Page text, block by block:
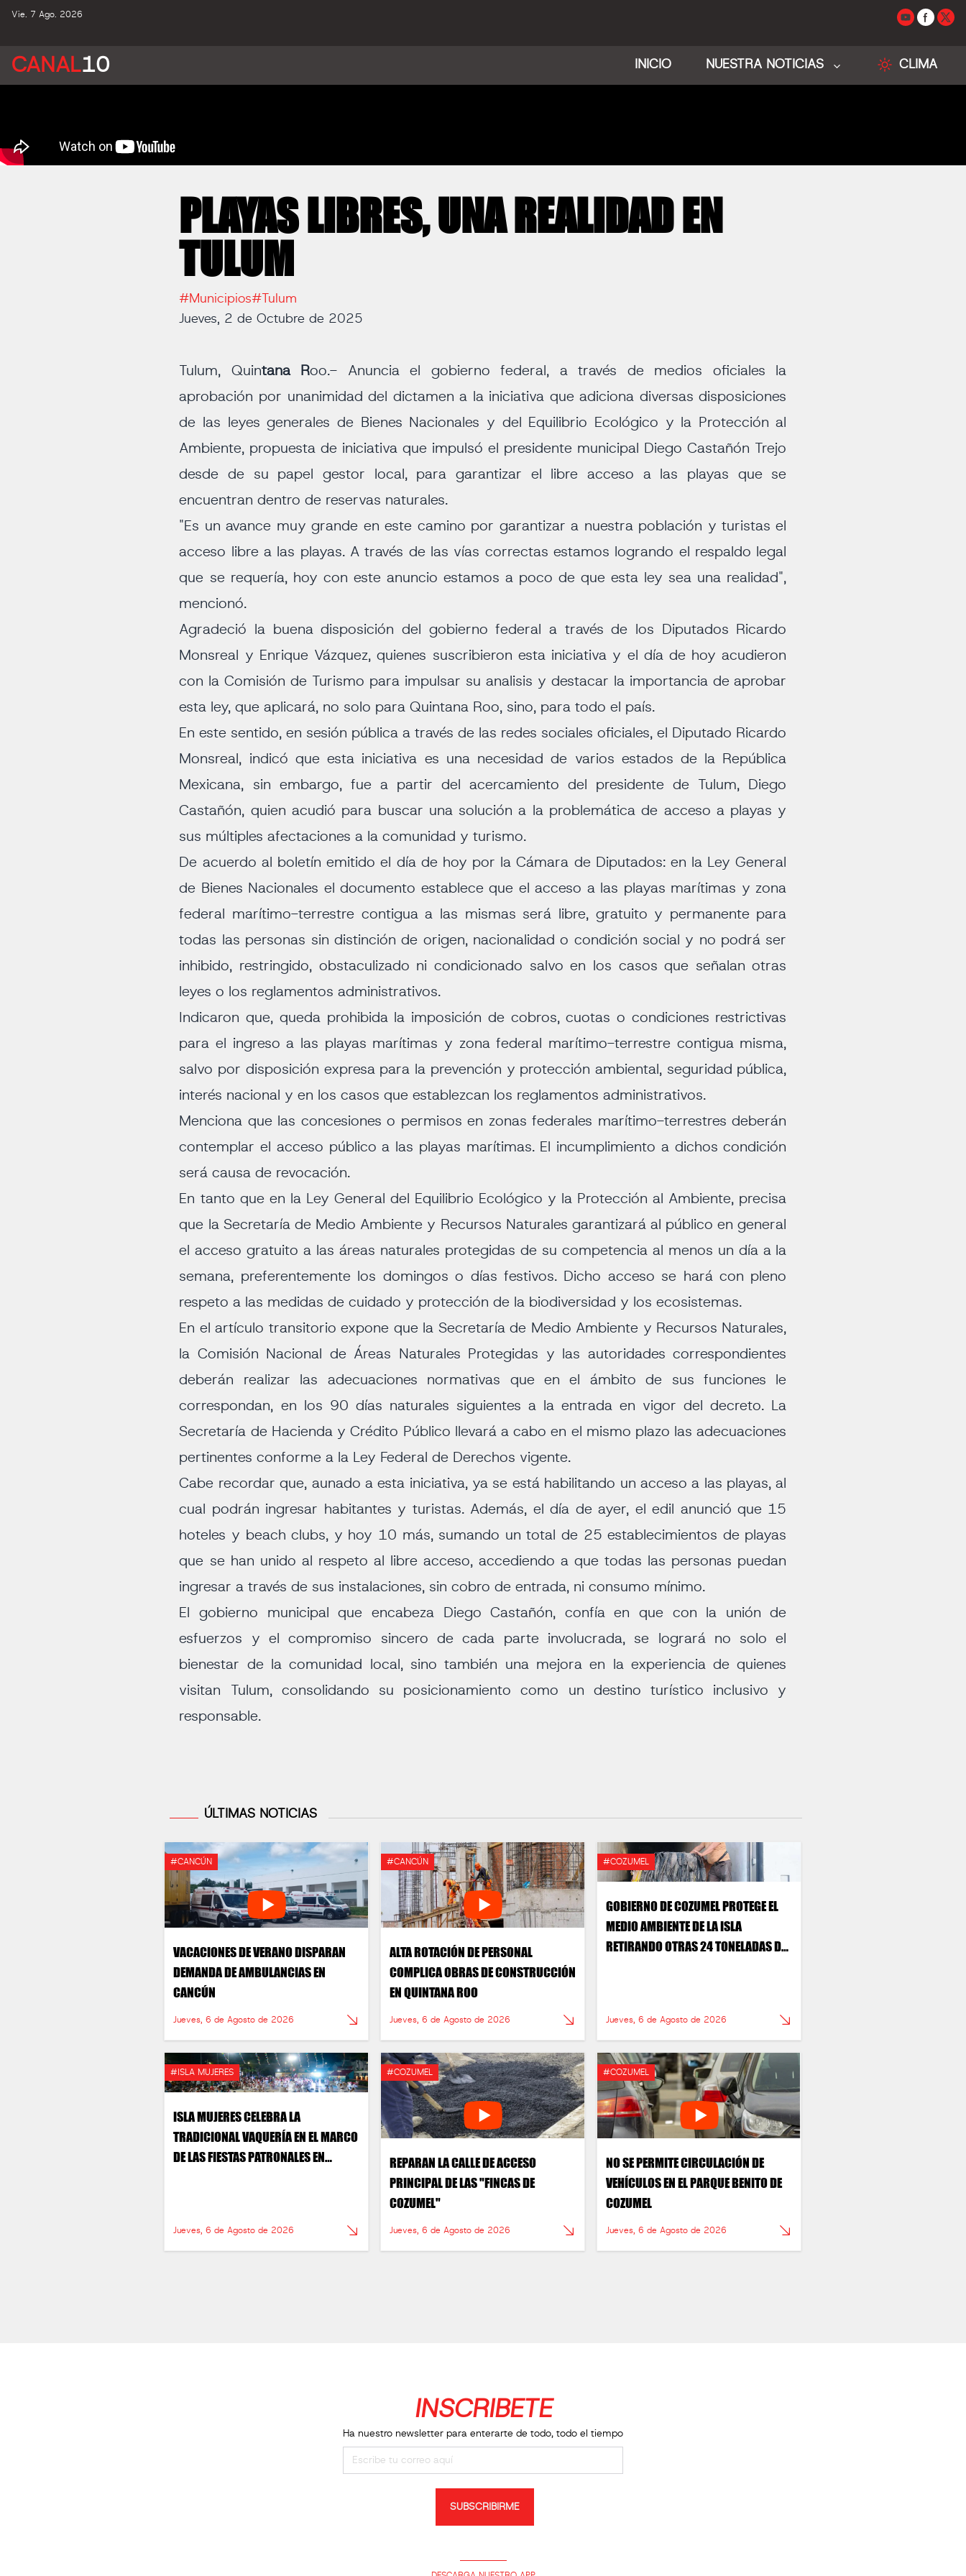
Vie. 7 Ago. 2026
CANAL10 INICIO NUESTRA NOTICIAS CLIMA
PLAYAS LIBRES, UNA REALIDAD EN
TULUM
#Municipios#Tulum
Jueves, 2 de Octubre de 2025
Tulum, Quintana Roo.- Anuncia el gobierno federal, a través de medios oficiales la
aprobación por unanimidad del dictamen a la iniciativa que adiciona diversas disposiciones
de las leyes generales de Bienes Nacionales y del Equilibrio Ecológico y la Protección al
Ambiente, propuesta de iniciativa que impulsó el presidente municipal Diego Castañón Trejo
desde de su papel gestor local, para garantizar el libre acceso a las playas que se
encuentran dentro de reservas naturales.
"Es un avance muy grande en este camino por garantizar a nuestra población y turistas el
acceso libre a las playas. A través de las vías correctas estamos logrando el respaldo legal
que se requería, hoy con este anuncio estamos a poco de que esta ley sea una realidad",
mencionó.
Agradeció la buena disposición del gobierno federal a través de los Diputados Ricardo
Monsreal y Enrique Vázquez, quienes suscribieron esta iniciativa y el día de hoy acudieron
con la Comisión de Turismo para impulsar su analisis y destacar la importancia de aprobar
esta ley, que aplicará, no solo para Quintana Roo, sino, para todo el país.
En este sentido, en sesión pública a través de las redes sociales oficiales, el Diputado Ricardo
Monsreal, indicó que esta iniciativa es una necesidad de varios estados de la República
Mexicana, sin embargo, fue a partir del acercamiento del presidente de Tulum, Diego
Castañón, quien acudió para buscar una solución a la problemática de acceso a playas y
sus múltiples afectaciones a la comunidad y turismo.
De acuerdo al boletín emitido el día de hoy por la Cámara de Diputados: en la Ley General
de Bienes Nacionales el documento establece que el acceso a las playas marítimas y zona
federal marítimo-terrestre contigua a las mismas será libre, gratuito y permanente para
todas las personas sin distinción de origen, nacionalidad o condición social y no podrá ser
inhibido, restringido, obstaculizado ni condicionado salvo en los casos que señalan otras
leyes o los reglamentos administrativos.
Indicaron que, queda prohibida la imposición de cobros, cuotas o condiciones restrictivas
para el ingreso a las playas marítimas y zona federal marítimo-terrestre contigua misma,
salvo por disposición expresa para la prevención y protección ambiental, seguridad pública,
interés nacional y en los casos que establezcan los reglamentos administrativos.
Menciona que las concesiones o permisos en zonas federales marítimo-terrestres deberán
contemplar el acceso público a las playas marítimas. El incumplimiento a dichos condición
será causa de revocación.
En tanto que en la Ley General del Equilibrio Ecológico y la Protección al Ambiente, precisa
que la Secretaría de Medio Ambiente y Recursos Naturales garantizará al público en general
el acceso gratuito a las áreas naturales protegidas de su competencia al menos un día a la
semana, preferentemente los domingos o días festivos. Dicho acceso se hará con pleno
respeto a las medidas de cuidado y protección de la biodiversidad y los ecosistemas.
En el artículo transitorio expone que la Secretaría de Medio Ambiente y Recursos Naturales,
la Comisión Nacional de Áreas Naturales Protegidas y las autoridades correspondientes
deberán realizar las adecuaciones normativas que en el ámbito de sus funciones le
correspondan, en los 90 días naturales siguientes a la entrada en vigor del decreto. La
Secretaría de Hacienda y Crédito Público llevará a cabo en el mismo plazo las adecuaciones
pertinentes conforme a la Ley Federal de Derechos vigente.
Cabe recordar que, aunado a esta iniciativa, ya se está habilitando un acceso a las playas, al
cual podrán ingresar habitantes y turistas. Además, el día de ayer, el edil anunció que 15
hoteles y beach clubs, y hoy 10 más, sumando un total de 25 establecimientos de playas
que se han unido al respeto al libre acceso, accediendo a que todas las personas puedan
ingresar a través de sus instalaciones, sin cobro de entrada, ni consumo mínimo.
El gobierno municipal que encabeza Diego Castañón, confía en que con la unión de
esfuerzos y el compromiso sincero de cada parte involucrada, se logrará no solo el
bienestar de la comunidad local, sino también una mejora en la experiencia de quienes
visitan Tulum, consolidando su posicionamiento como un destino turístico inclusivo y
responsable.
ÚLTIMAS NOTICIAS
#CANCÚN
VACACIONES DE VERANO DISPARAN
DEMANDA DE AMBULANCIAS EN
CANCÚN
Jueves, 6 de Agosto de 2026
#CANCÚN
ALTA ROTACIÓN DE PERSONAL
COMPLICA OBRAS DE CONSTRUCCIÓN
EN QUINTANA ROO
Jueves, 6 de Agosto de 2026
#COZUMEL
GOBIERNO DE COZUMEL PROTEGE EL
MEDIO AMBIENTE DE LA ISLA
RETIRANDO OTRAS 24 TONELADAS DE
Jueves, 6 de Agosto de 2026
#ISLA MUJERES
ISLA MUJERES CELEBRA LA
TRADICIONAL VAQUERÍA EN EL MARCO
DE LAS FIESTAS PATRONALES EN
Jueves, 6 de Agosto de 2026
#COZUMEL
REPARAN LA CALLE DE ACCESO
PRINCIPAL DE LAS "FINCAS DE
COZUMEL"
Jueves, 6 de Agosto de 2026
#COZUMEL
NO SE PERMITE CIRCULACIÓN DE
VEHÍCULOS EN EL PARQUE BENITO DE
COZUMEL
Jueves, 6 de Agosto de 2026
INSCRIBETE
Ha nuestro newsletter para enterarte de todo, todo el tiempo
SUBSCRIBIRME